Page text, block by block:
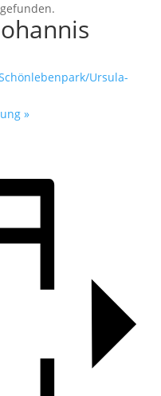
Ursula-
»